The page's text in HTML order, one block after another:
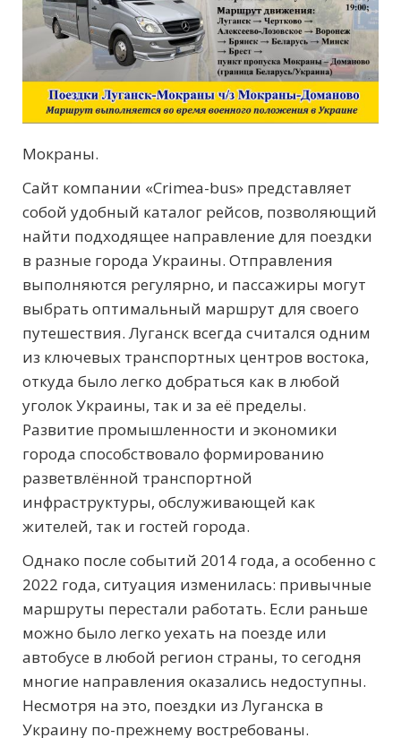
Мокраны.
Сайт компании «Crimea-bus» представляет
собой удобный каталог рейсов, позволяющий
найти подходящее направление для поездки
в разные города Украины. Отправления
выполняются регулярно, и пассажиры могут
выбрать оптимальный маршрут для своего
путешествия. Луганск всегда считался одним
из ключевых транспортных центров востока,
откуда было легко добраться как в любой
уголок Украины, так и за её пределы.
Развитие промышленности и экономики
города способствовало формированию
разветвлённой транспортной
инфраструктуры, обслуживающей как
жителей, так и гостей города.
Однако после событий 2014 года, а особенно с
2022 года, ситуация изменилась: привычные
маршруты перестали работать. Если раньше
можно было легко уехать на поезде или
автобусе в любой регион страны, то сегодня
многие направления оказались недоступны.
Несмотря на это, поездки из Луганска в
Украину по-прежнему востребованы.